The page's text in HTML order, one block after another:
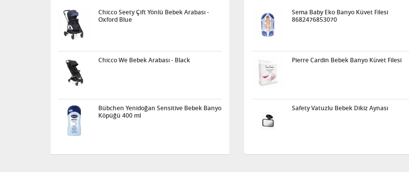
Chicco Seety Çift Yönlü Bebek Arabası -
Oxford Blue
Chicco We Bebek Arabası - Black
Bübchen Yenidoğan Sensitive Bebek Banyo
Köpüğü 400 ml
Sema Baby Eko Banyo Küvet Filesi
8682476853070
Pierre Cardin Bebek Banyo Küvet Filesi
Safety Vatuzlu Bebek Dikiz Aynası